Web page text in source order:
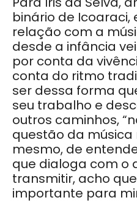
binário de Icoaraci,
relação com a
desde a infância
por conta da
conta do ritmo
ser dessa forma
seu trabalho e
outros caminhos,
questão da
mesmo, de
que dialoga com o
transmitir, acho
importante para